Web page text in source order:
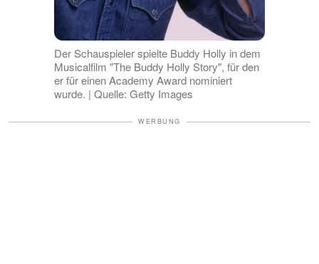
Der Schauspieler spielte Buddy Holly in dem
Musicalfilm "The Buddy Holly Story", für den
er für einen Academy Award nominiert
wurde. | Quelle: Getty Images
WERBUNG